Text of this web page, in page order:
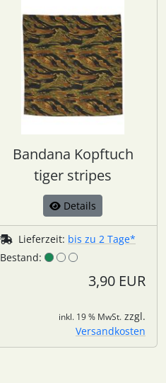
Bandana Kopftuch
tiger stripes
Details
Lieferzeit: bis zu 2 Tage*
Bestand:
3,90 EUR
inkl. 19 % MwSt. zzgl.
Versandkosten